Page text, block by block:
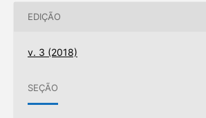
EDIÇÃO
v. 3 (2018)
SEÇÃO